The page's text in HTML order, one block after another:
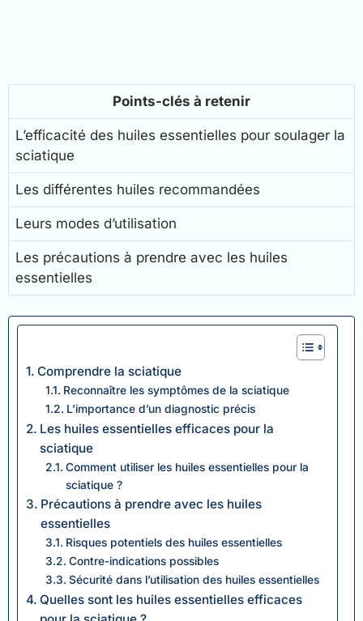
Points-clés à retenir
L’efficacité des huiles essentielles pour soulager la
sciatique
Les différentes huiles recommandées
Leurs modes d’utilisation
Les précautions à prendre avec les huiles
essentielles
Comprendre la sciatique
Reconnaître les symptômes de la sciatique
L’importance d’un diagnostic précis
Les huiles essentielles efficaces pour la
sciatique
Comment utiliser les huiles essentielles pour la
sciatique ?
Précautions à prendre avec les huiles
essentielles
Risques potentiels des huiles essentielles
Contre-indications possibles
Sécurité dans l’utilisation des huiles essentielles
Quelles sont les huiles essentielles efficaces